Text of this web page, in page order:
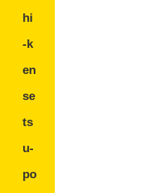
hi
-k
en
se
ts
u-
po